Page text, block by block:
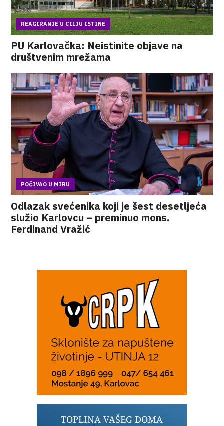
REAGIRANJE U CILJU ISTINE
PU Karlovačka: Neistinite objave na
društvenim mrežama
POČIVAO U MIRU
Odlazak svećenika koji je šest desetljeća
služio Karlovcu – preminuo mons.
Ferdinand Vražić